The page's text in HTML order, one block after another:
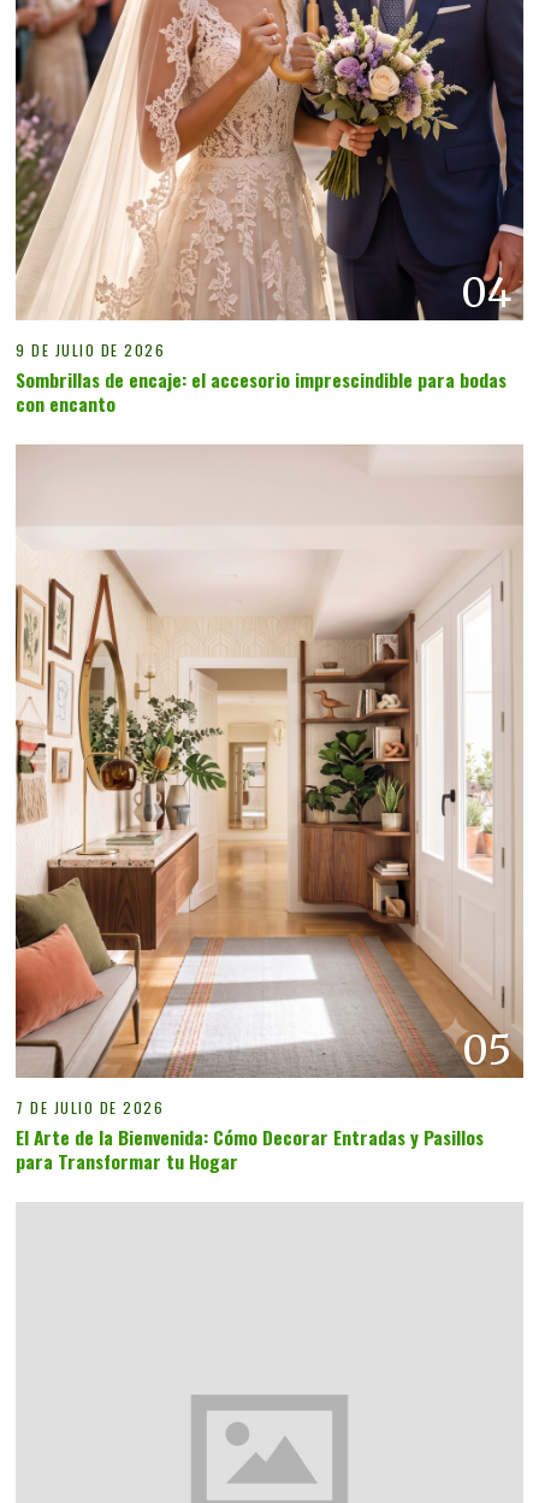
04
9 DE JULIO DE 2026
Sombrillas de encaje: el accesorio imprescindible para bodas
con encanto
05
7 DE JULIO DE 2026
El Arte de la Bienvenida: Cómo Decorar Entradas y Pasillos
para Transformar tu Hogar